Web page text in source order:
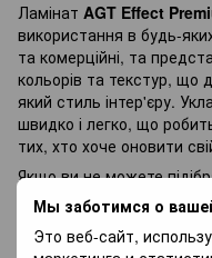
Мы заботимся о
Это веб-сайт,
Ламінат AGT Effect
використання в будь-
та комерційні, та
кольорів та текстур, що
який стиль інтер'єру.
швидко і легко, що
тих, хто хоче оновити
Якщо ви не можете
радістю Вам
можливість Придбати
частинами, і